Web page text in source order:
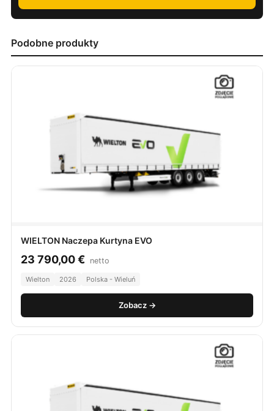
Podobne produkty
WIELTON Naczepa Kurtyna EVO
23 790,00€ netto
Wielton 2026 Polska - Wieluń
Zobacz →